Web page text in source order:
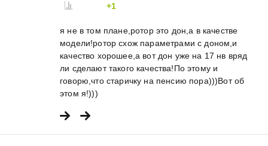
+1
я не в том плане,ротор это дон,а в качестве
модели!ротор схож параметрами с доном,и
качество хорошее,а вот дон уже на 17 нв вряд
ли сделают такого качества!По этому и
говорю,что старичку на пенсию пора)))Вот об
этом я!)))